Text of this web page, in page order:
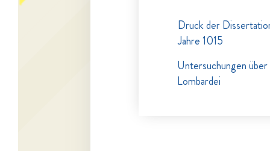
Druck der
Jahre 1015
Untersuchungen
Lombardei